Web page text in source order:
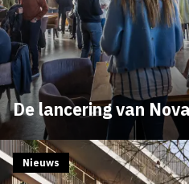
De lancering van Nova
Nieuws